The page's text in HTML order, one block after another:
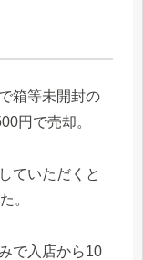
箱等未開封の
円で売却。
ていただくと
。
で入店から10